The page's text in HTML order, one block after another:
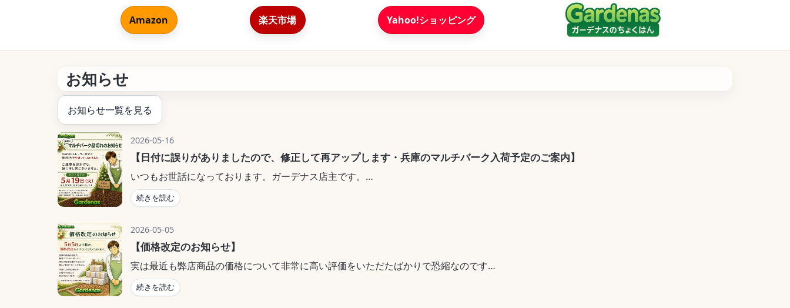
Amazon 楽天市場 Yahoo!ショッピング
リンク
お知らせ
お知らせ一覧を見る
2026-05-16
【日付に誤りがありましたので、修正して再アップします・兵庫のマルチバーク入荷予定のご案内】
いつもお世話になっております。ガーデナス店主です。
このGW中に、これまで大変ご好評をいただいておりました「兵庫のマルチバーク」へ
のご用命が
店主（私）とメーカー社長が目を丸くするほど集中し、とうとう在庫切れが起きてしま
いました。
・・・そして出荷倉庫さんは口には出さないですが、たぶん目を回したと思います。
続きを読む
2026-05-05
【価格改定のお知らせ】
実は最近も弊店商品の価格について非常に高い評価をいただたばかりで恐縮なのですが
昨今の原料費価格・輸送・出荷コストの急増に伴い現状の価格を維持することが困難と
なってまいりました。
続きを読む